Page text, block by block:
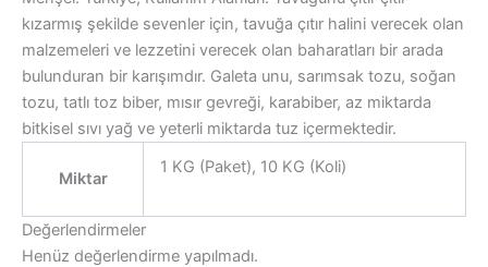
kızarmış şekilde sevenler için, tavuğa çıtır halini verecek olan
malzemeleri ve lezzetini verecek olan baharatları bir arada
bulunduran bir karışımdır. Galeta unu, sarımsak tozu, soğan
tozu, tatlı toz biber, mısır gevreği, karabiber, az miktarda
bitkisel sıvı yağ ve yeterli miktarda tuz içermektedir.
Miktar
1 KG (Paket), 10 KG (Koli)
Değerlendirmeler
Henüz değerlendirme yapılmadı.